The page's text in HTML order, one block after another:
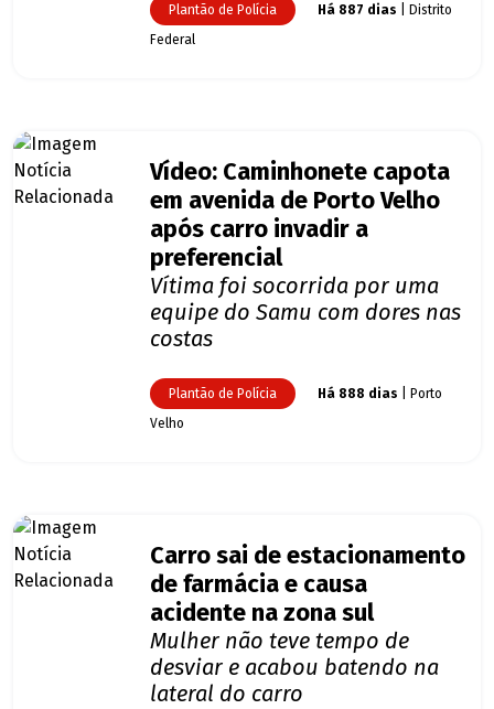
Plantão de Polícia Há 887 dias | Distrito
Federal
Vídeo: Caminhonete capota
em avenida de Porto Velho
após carro invadir a
preferencial
Vítima foi socorrida por uma
equipe do Samu com dores nas
costas
Plantão de Polícia Há 888 dias | Porto
Velho
Carro sai de estacionamento
de farmácia e causa
acidente na zona sul
Mulher não teve tempo de
desviar e acabou batendo na
lateral do carro